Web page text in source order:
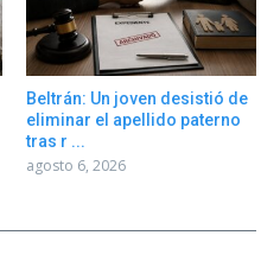
Beltrán: Un joven desistió de
eliminar el apellido paterno
tras r ...
agosto 6, 2026